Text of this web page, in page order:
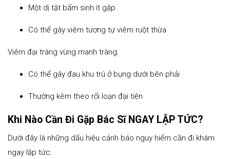
Một dị tật bẩm sinh ít gặp
Có thể gây viêm tương tự viêm ruột thừa
Viêm đại tràng vùng manh tràng:
Có thể gây đau khu trú ở bụng dưới bên phải
Thường kèm theo rối loạn đại tiện
Khi Nào Cần Đi Gặp Bác Sĩ NGAY LẬP TỨC?
Dưới đây là những dấu hiệu cảnh báo nguy hiểm cần đi khám
ngay lập tức: